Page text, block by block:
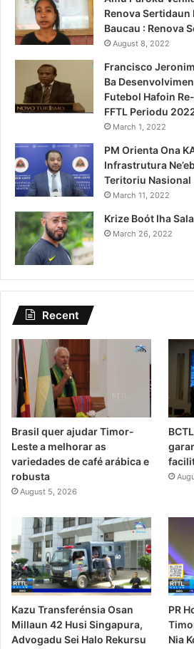
Renova
Baucau : Renova
August 8, 2022
Francisco
Ba
Futebol Hafoin
FFTL Periodu
March 1, 2022
PM Orienta Ona
Infrastrutura
Teritoriu Nasional
March 11, 2022
Krize Boót Iha
March 26, 2022
Recent
Brasil quer ajudar Timor-
Leste a melhorar as
variedades de café arábica e
robusta
August 5, 2026
Kazu Transferénsia Osan
Millaun 42 Husi Singapura,
Advogadu Sei Halo Rekursu
PR
Nia